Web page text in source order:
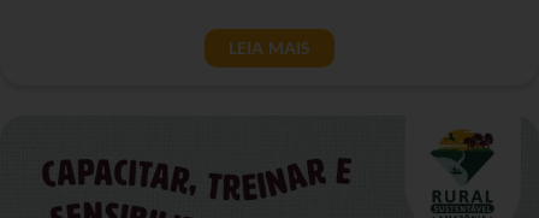
LEIA MAIS